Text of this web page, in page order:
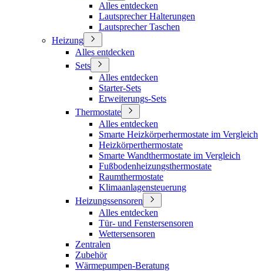
Alles entdecken
Lautsprecher Halterungen
Lautsprecher Taschen
Heizung
Alles entdecken
Sets
Alles entdecken
Starter-Sets
Erweiterungs-Sets
Thermostate
Alles entdecken
Smarte Heizkörperhermostate im Vergleich
Heizkörperthermostate
Smarte Wandthermostate im Vergleich
Fußbodenheizungsthermostate
Raumthermostate
Klimaanlagensteuerung
Heizungssensoren
Alles entdecken
Tür- und Fenstersensoren
Wettersensoren
Zentralen
Zubehör
Wärmepumpen-Beratung